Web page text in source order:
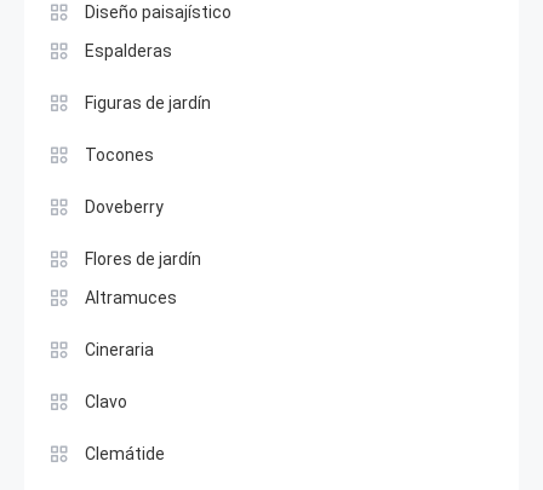
Diseño paisajístico
Espalderas
Figuras de jardín
Tocones
Doveberry
Flores de jardín
Altramuces
Cineraria
Clavo
Clemátide